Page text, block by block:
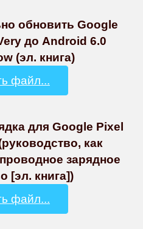
обновить Google
до Android 6.0
(эл. книга)
файл...
для Google Pixel
как
зарядное
[эл. книга])
файл...